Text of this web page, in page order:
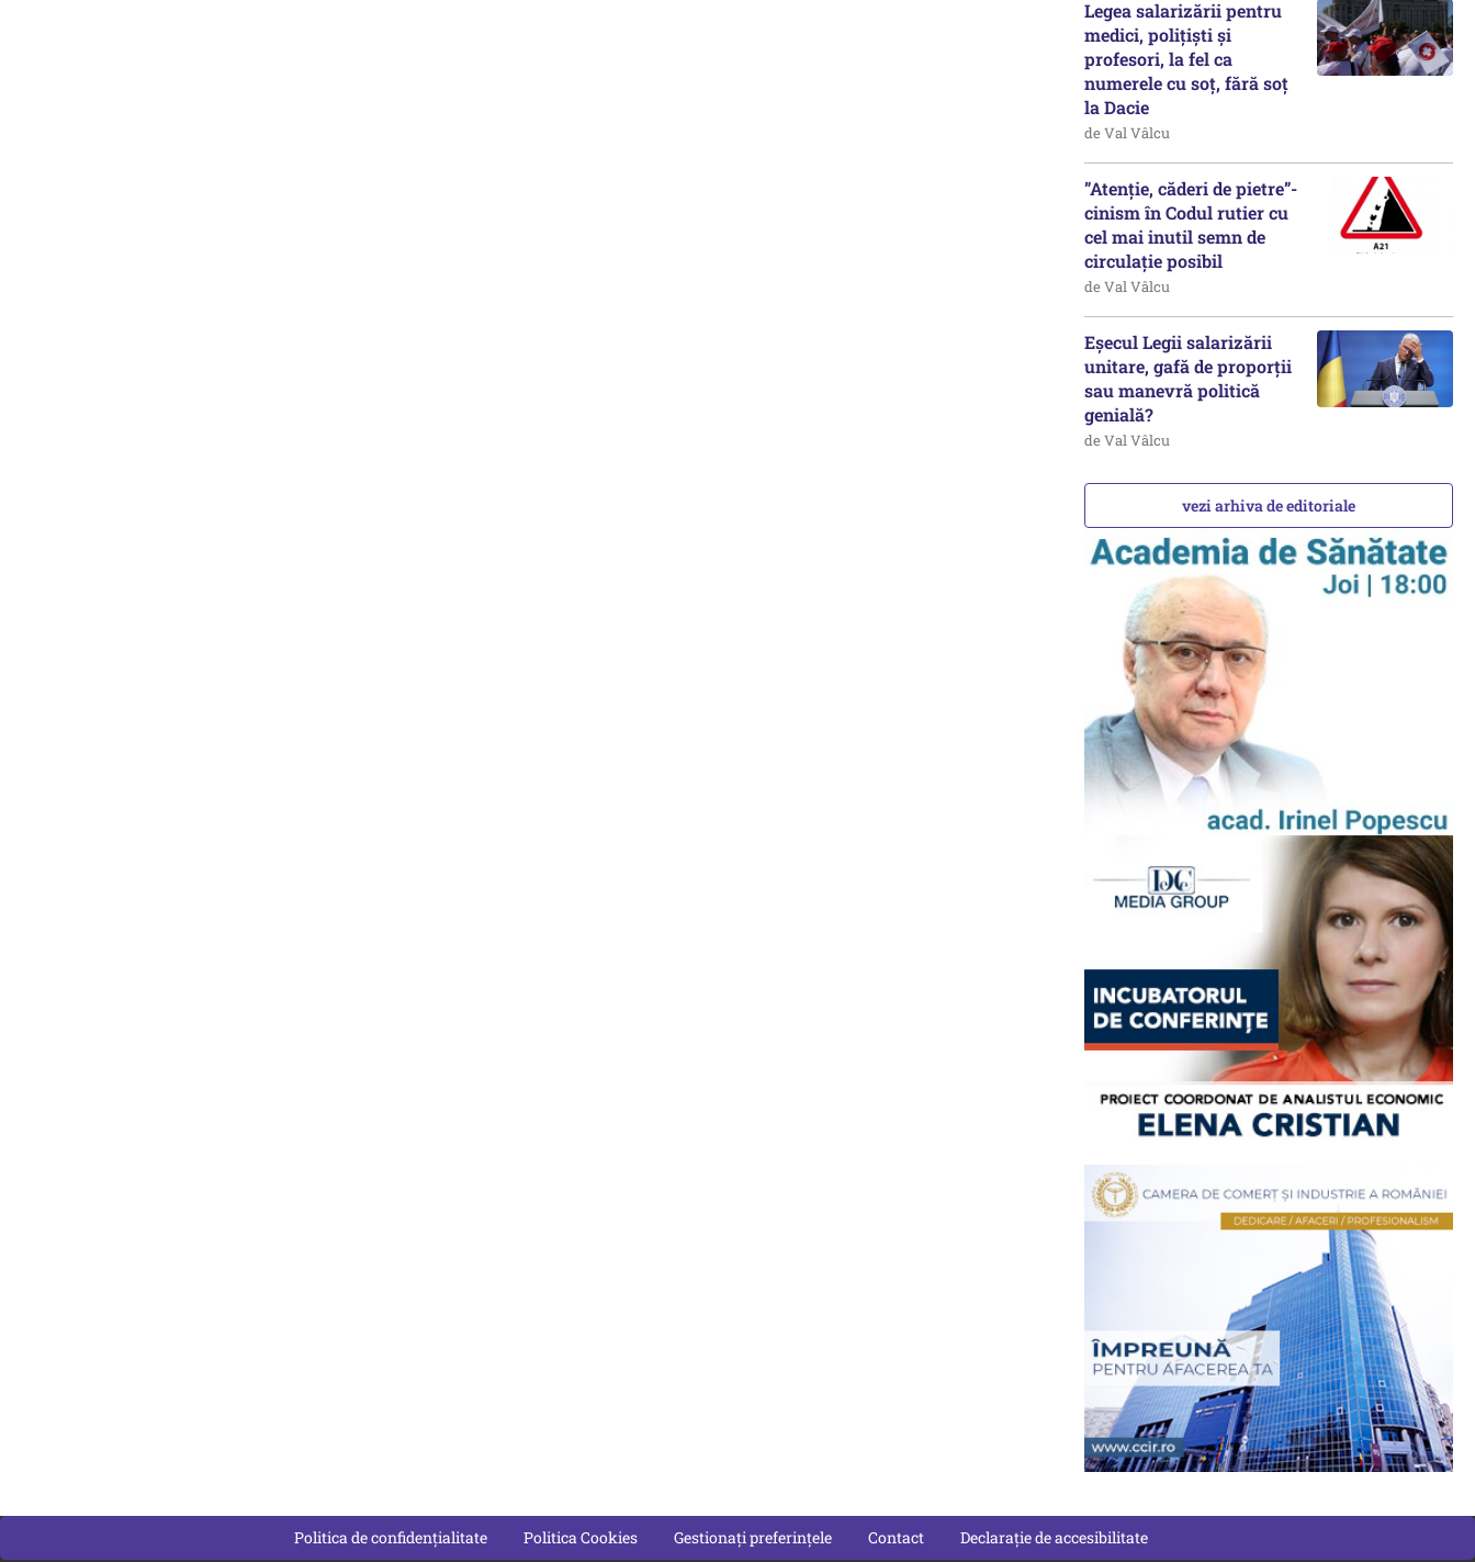
Legea salarizării pentru
medici, polițiști și
profesori, la fel ca
numerele cu soț, fără soț
la Dacie
de Val Vâlcu
”Atenție, căderi de pietre”-
cinism în Codul rutier cu
cel mai inutil semn de
circulație posibil
de Val Vâlcu
Eșecul Legii salarizării
unitare, gafă de proporții
sau manevră politică
genială?
de Val Vâlcu
vezi arhiva de editoriale
Politica de confidențialitate Politica Cookies Gestionați preferințele Contact Declarație de accesibilitate